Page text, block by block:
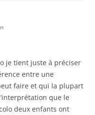
je tient juste à préciser
entre une
faire et qui la plupart
que le
deux enfants ont